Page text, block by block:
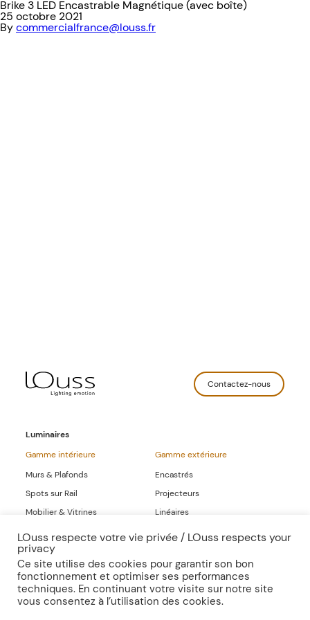
Brike 3 LED Encastrable Magnétique (avec boîte)
25 octobre 2021
Bycommercialfrance@louss.fr
Contactez-nous
Luminaires
Gamme intérieure
Murs & Plafonds
Spots sur Rail
Mobilier & Vitrines
Gammes Complètes
Gamme extérieure
Encastrés
Projecteurs
Linéaires
Sur-mesure
Inspirations
Publications
Presse
LOuss respecte votre vie privée / LOuss respects your
privacy
Ce site utilise des cookies pour garantir son bon
fonctionnement et optimiser ses performances
techniques. En continuant votre visite sur notre site
vous consentez à l’utilisation des cookies.